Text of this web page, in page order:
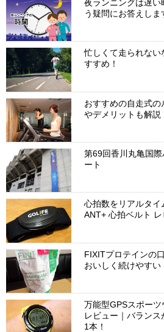
夜ランニングは遅
う疑問にお答えしま
忙しくて走られな
すすめ！
おすすめの自走式の
やデメリットも解説
第69回香川丸亀国
ート
心拍数をリアルタ
ANT+ 心拍ベルト レ
FIXITプロテインの
おいしく続けやすい
万能型GPSスポー
レビュー｜バラン
1本！